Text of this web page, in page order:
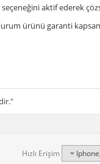
aktif ederek
ürünü garanti
Hızlı Erişim